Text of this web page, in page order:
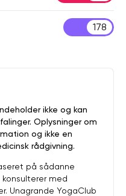
178
ikke og kan
Oplysninger om
og ikke en
rådgivning.
på sådanne
med
Unagrande YogaClub